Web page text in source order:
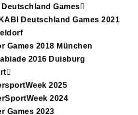
Games
Deutschland Games 2021
Games 2018 München
2016 Duisburg
2025
2024
Games 2023